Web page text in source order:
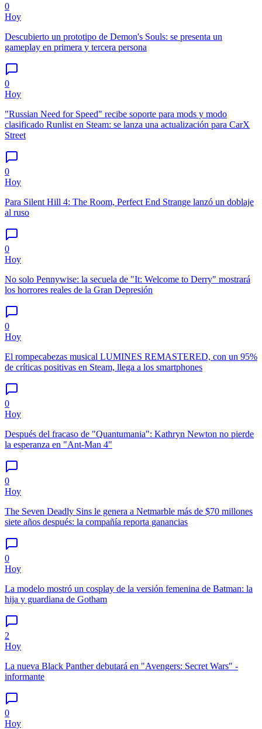
0
Hoy
Descubierto un prototipo de Demon's Souls: se presenta un
gameplay en primera y tercera persona
0
Hoy
"Russian Need for Speed" recibe soporte para mods y modo
clasificado Runlist en Steam: se lanza una actualización para CarX
Street
0
Hoy
Para Silent Hill 4: The Room, Perfect End Strange lanzó un doblaje
al ruso
0
Hoy
No solo Pennywise: la secuela de "It: Welcome to Derry" mostrará
los horrores reales de la Gran Depresión
0
Hoy
El rompecabezas musical LUMINES REMASTERED, con un 95%
de críticas positivas en Steam, llega a los smartphones
0
Hoy
Después del fracaso de "Quantumania": Kathryn Newton no pierde
la esperanza en "Ant-Man 4"
0
Hoy
The Seven Deadly Sins le genera a Netmarble más de $70 millones
siete años después: la compañía reporta ganancias
0
Hoy
La modelo mostró un cosplay de la versión femenina de Batman: la
hija y guardiana de Gotham
2
Hoy
La nueva Black Panther debutará en "Avengers: Secret Wars" -
informante
0
Hoy